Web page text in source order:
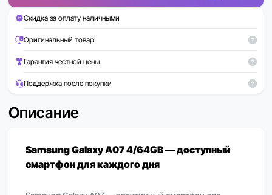
Скидка за оплату наличными
Оригинальный товар
Гарантия честной цены
Поддержка после покупки
Описание
Samsung Galaxy A07 4/64GB — доступный
смартфон для каждого дня